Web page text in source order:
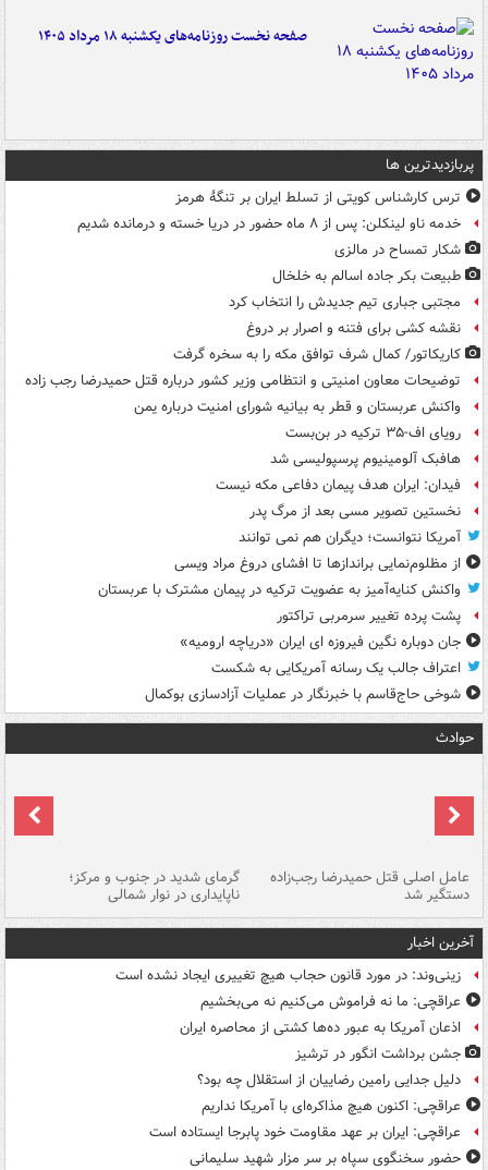
صفحه نخست روزنامه‌های یکشنبه ۱۸ مرداد ۱۴۰۵
پربازدیدترین ها
ترس کارشناس کویتی از تسلط ایران بر تنگۀ هرمز
خدمه ناو لینکلن: پس از ۸ ماه حضور در دریا خسته و درمانده‌ شدیم
شکار تمساح در مالزی
طبیعت بکر جاده اسالم به خلخال
مجتبی جباری تیم جدیدش را انتخاب کرد
نقشه کشی برای فتنه و اصرار بر دروغ
کاریکاتور/ کمال شرف توافق مکه را به سخره گرفت
توضیحات معاون امنیتی و انتظامی وزیر کشور درباره قتل حمیدرضا رجب زاده
واکنش عربستان و قطر به بیانیه شورای امنیت درباره یمن
رویای اف-۳۵ ترکیه در بن‌بست
هافبک آلومینیوم پرسپولیسی شد
فیدان: ایران هدف پیمان دفاعی مکه نیست
نخستین تصویر مسی بعد از مرگ پدر
آمریکا نتوانست؛ دیگران هم نمی توانند
از مظلوم‌نمایی براندازها تا افشای دروغ مراد ویسی
واکنش کنایه‌آمیز به عضویت ترکیه در پیمان مشترک با عربستان
پشت پرده تغییر سرمربی تراکتور
جان دوباره نگین فیروزه ای ایران «دریاچه ارومیه»
اعتراف جالب یک رسانه آمریکایی به شکست
شوخی حاج‌قاسم با خبرنگار در عملیات آزادسازی بوکمال
حوادث
عامل اصلی قتل حمیدرضا رجب‌زاده
دستگیر شد
گرمای شدید در جنوب و مرکز؛
ناپایداری در نوار شمالی
آخرین اخبار
زینی‌وند: در مورد قانون حجاب هیچ تغییری ایجاد نشده است
عراقچی: ما نه فراموش می‌کنیم نه می‌بخشیم
اذعان آمریکا به عبور ده‌ها کشتی از محاصره ایران
جشن برداشت انگور در ترشیز
دلیل جدایی رامین رضاییان از استقلال چه بود؟
عراقچی: اکنون هیچ مذاکره‌ای با آمریکا نداریم
عراقچی: ایران بر عهد مقاومت خود پابرجا ایستاده است
حضور سخنگوی سپاه بر سر مزار شهید سلیمانی